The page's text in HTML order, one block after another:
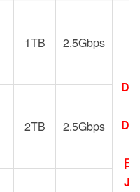
1TB 2.5Gbps
日
2TB 2.5Gbps